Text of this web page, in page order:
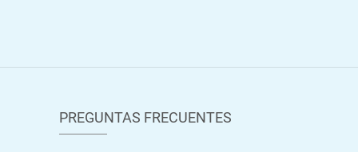
PREGUNTAS FRECUENTES